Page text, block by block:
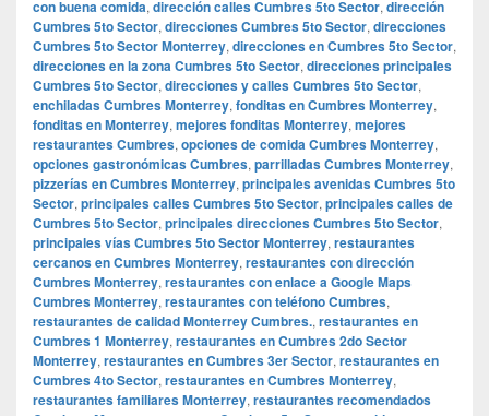
con buena comida, dirección calles Cumbres 5to Sector, dirección
Cumbres 5to Sector, direcciones Cumbres 5to Sector, direcciones
Cumbres 5to Sector Monterrey, direcciones en Cumbres 5to Sector,
direcciones en la zona Cumbres 5to Sector, direcciones principales
Cumbres 5to Sector, direcciones y calles Cumbres 5to Sector,
enchiladas Cumbres Monterrey, fonditas en Cumbres Monterrey,
fonditas en Monterrey, mejores fonditas Monterrey, mejores
restaurantes Cumbres, opciones de comida Cumbres Monterrey,
opciones gastronómicas Cumbres, parrilladas Cumbres Monterrey,
pizzerías en Cumbres Monterrey, principales avenidas Cumbres 5to
Sector, principales calles Cumbres 5to Sector, principales calles de
Cumbres 5to Sector, principales direcciones Cumbres 5to Sector,
principales vías Cumbres 5to Sector Monterrey, restaurantes
cercanos en Cumbres Monterrey, restaurantes con dirección
Cumbres Monterrey, restaurantes con enlace a Google Maps
Cumbres Monterrey, restaurantes con teléfono Cumbres,
restaurantes de calidad Monterrey Cumbres., restaurantes en
Cumbres 1 Monterrey, restaurantes en Cumbres 2do Sector
Monterrey, restaurantes en Cumbres 3er Sector, restaurantes en
Cumbres 4to Sector, restaurantes en Cumbres Monterrey,
restaurantes familiares Monterrey, restaurantes recomendados